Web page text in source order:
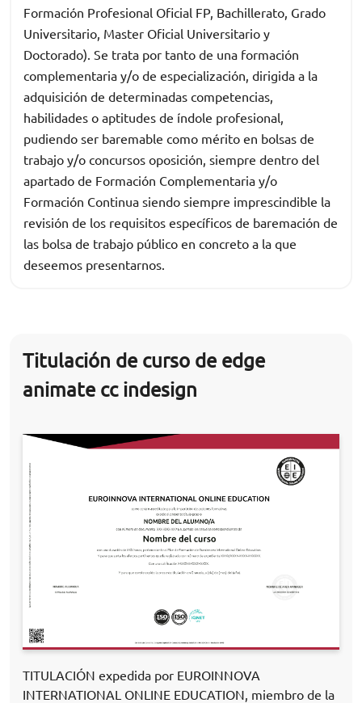
Formación Profesional Oficial FP, Bachillerato, Grado
Universitario, Master Oficial Universitario y
Doctorado). Se trata por tanto de una formación
complementaria y/o de especialización, dirigida a la
adquisición de determinadas competencias,
habilidades o aptitudes de índole profesional,
pudiendo ser baremable como mérito en bolsas de
trabajo y/o concursos oposición, siempre dentro del
apartado de Formación Complementaria y/o
Formación Continua siendo siempre imprescindible la
revisión de los requisitos específicos de baremación de
las bolsa de trabajo público en concreto a la que
deseemos presentarnos.
Titulación de curso de edge
animate cc indesign
TITULACIÓN expedida por EUROINNOVA
INTERNATIONAL ONLINE EDUCATION, miembro de la